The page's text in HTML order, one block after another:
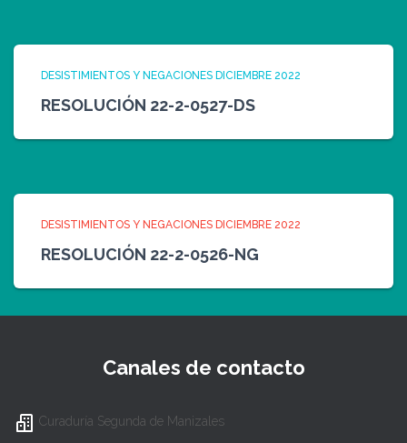
DESISTIMIENTOS Y NEGACIONES DICIEMBRE 2022
RESOLUCIÓN 22-2-0527-DS
DESISTIMIENTOS Y NEGACIONES DICIEMBRE 2022
RESOLUCIÓN 22-2-0526-NG
Canales de contacto
Curaduría Segunda de Manizales